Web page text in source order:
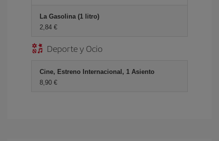
La Gasolina (1 litro)
2,84 €
Deporte y Ocio
Cine, Estreno Internacional, 1 Asiento
8,90 €